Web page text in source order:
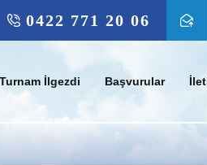
0422 771 20 06
Turnam İlgezdi Başvurular